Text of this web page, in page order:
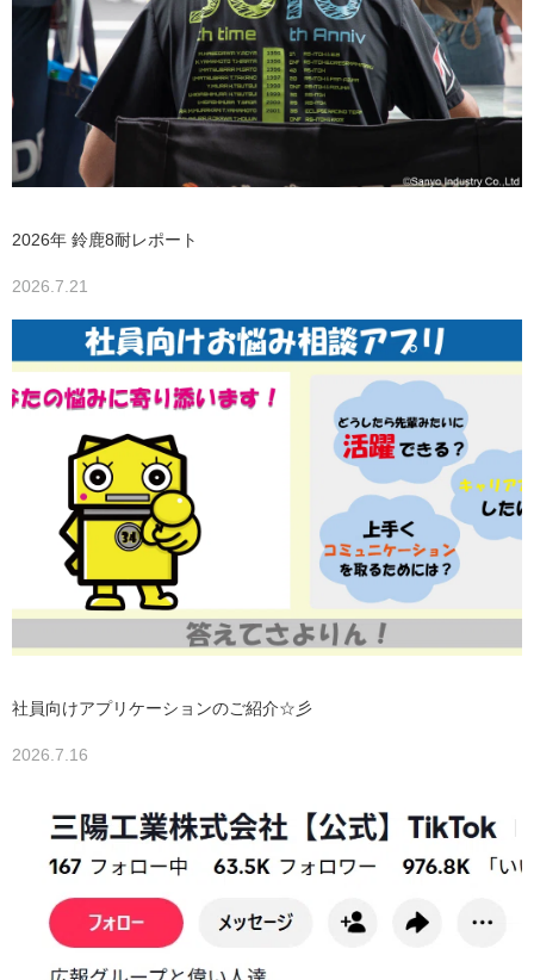
2026年 鈴鹿8耐レポート
2026.7.21
社員向けアプリケーションのご紹介☆彡
2026.7.16